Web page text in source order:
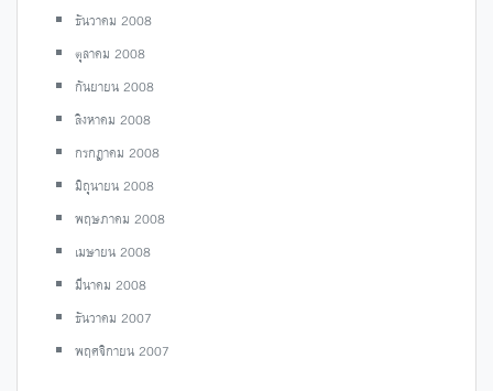
ธันวาคม 2008
ตุลาคม 2008
กันยายน 2008
สิงหาคม 2008
กรกฎาคม 2008
มิถุนายน 2008
พฤษภาคม 2008
เมษายน 2008
มีนาคม 2008
ธันวาคม 2007
พฤศจิกายน 2007